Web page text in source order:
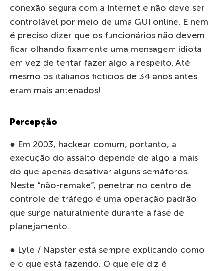
conexão segura com a Internet e não deve ser
controlável por meio de uma GUI online. E nem
é preciso dizer que os funcionários não devem
ficar olhando fixamente uma mensagem idiota
em vez de tentar fazer algo a respeito. Até
mesmo os italianos fictícios de 34 anos antes
eram mais antenados!
Percepção
● Em 2003, hackear comum, portanto, a
execução do assalto depende de algo a mais
do que apenas desativar alguns semáforos.
Neste “não-remake”, penetrar no centro de
controle de tráfego é uma operação padrão
que surge naturalmente durante a fase de
planejamento.
● Lyle / Napster está sempre explicando como
e o que está fazendo. O que ele diz é